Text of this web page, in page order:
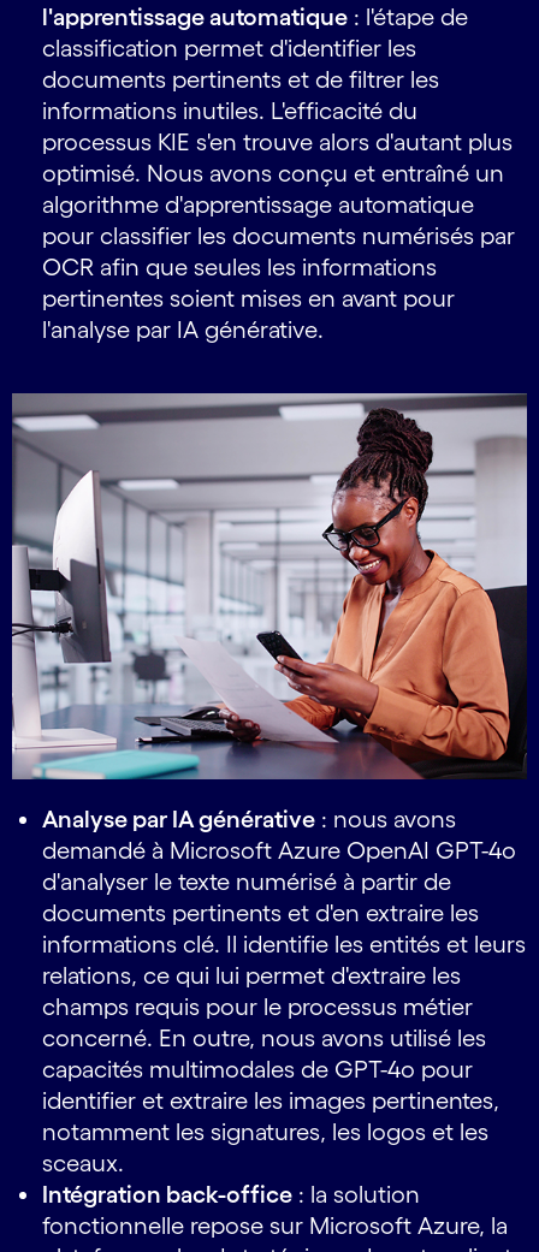
l'apprentissage automatique : l'étape de
classification permet d'identifier les
documents pertinents et de filtrer les
informations inutiles. L'efficacité du
processus KIE s'en trouve alors d'autant plus
optimisé. Nous avons conçu et entraîné un
algorithme d'apprentissage automatique
pour classifier les documents numérisés par
OCR afin que seules les informations
pertinentes soient mises en avant pour
l'analyse par IA générative.
Analyse par IA générative : nous avons
demandé à Microsoft Azure OpenAI GPT-4o
d'analyser le texte numérisé à partir de
documents pertinents et d'en extraire les
informations clé. Il identifie les entités et leurs
relations, ce qui lui permet d'extraire les
champs requis pour le processus métier
concerné. En outre, nous avons utilisé les
capacités multimodales de GPT-4o pour
identifier et extraire les images pertinentes,
notamment les signatures, les logos et les
sceaux.
Intégration back-office : la solution
fonctionnelle repose sur Microsoft Azure, la